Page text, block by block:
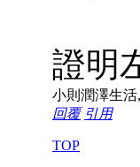
證明
小則潤澤生
回覆 引用
TOP